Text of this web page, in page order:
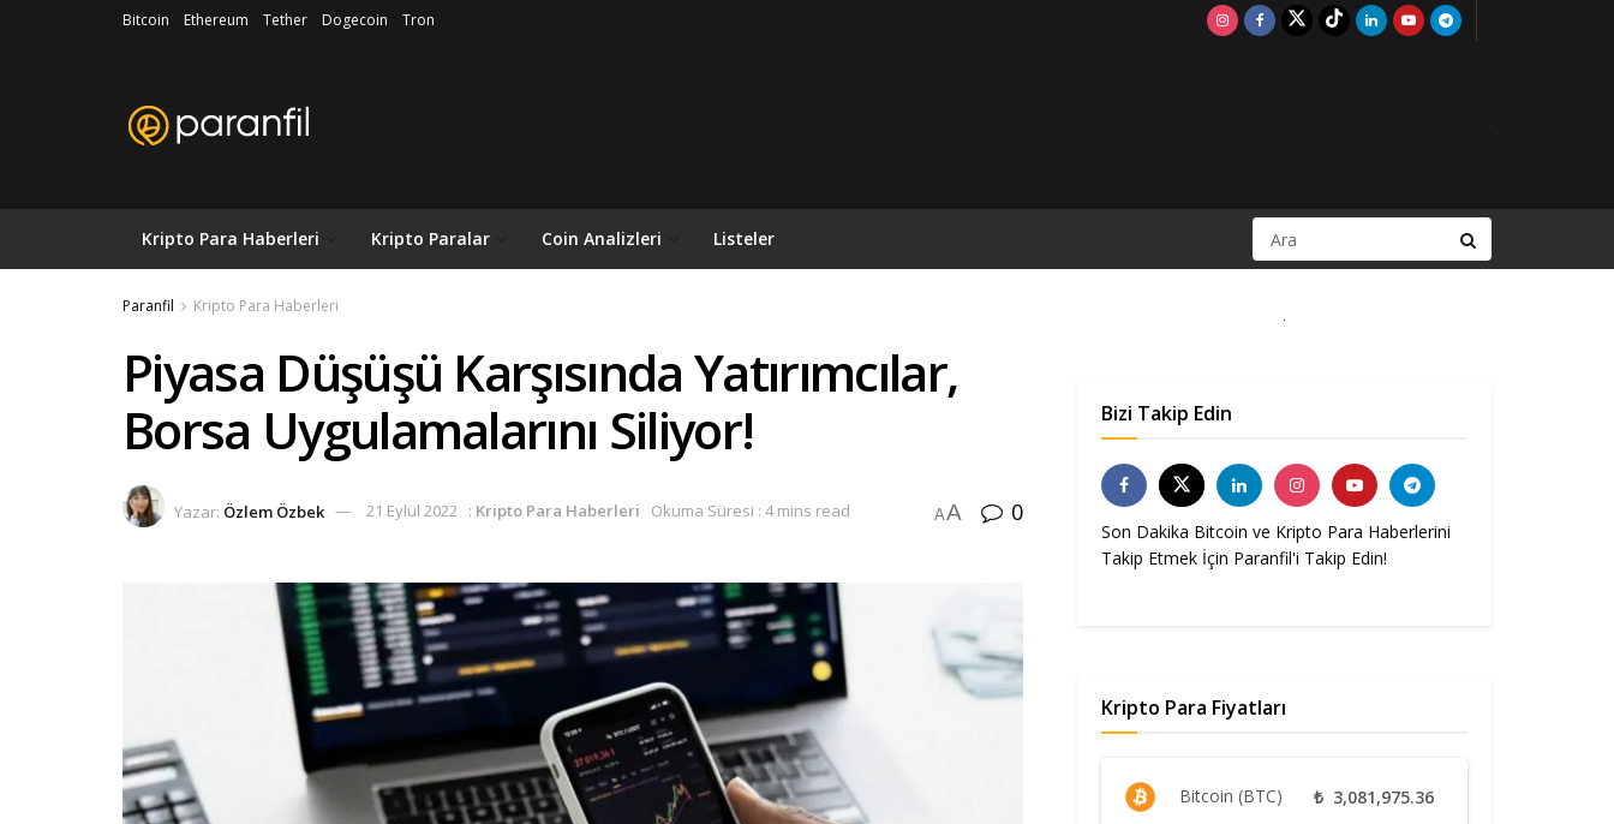
Bitcoin Ethereum Tether Dogecoin Tron
Kripto Para Haberleri Kripto Paralar Coin Analizleri Listeler
Paranfil Kripto Para Haberleri
Piyasa Düşüşü Karşısında Yatırımcılar,
Borsa Uygulamalarını Siliyor!
Yazar: Özlem Özbek 21 Eylül 2022 : Kripto Para Haberleri Okuma Süresi : 4 mins read AA 0
Bizi Takip Edin
Son Dakika Bitcoin ve Kripto Para Haberlerini
Takip Etmek İçin Paranfil'i Takip Edin!
Kripto Para Fiyatları
Bitcoin (BTC) ₺ 3,081,975.36